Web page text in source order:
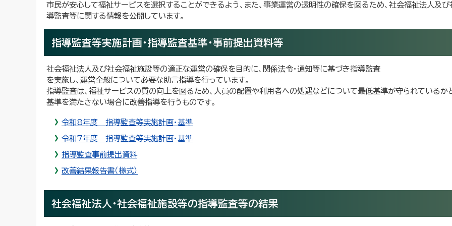
市民が安心して福祉サービスを選択することができるよう、また、事業運営の透明性の確保を図るため、社会福祉法人及
導監査等に関する情報を公開しています。
指導監査等実施計画・指導監査基準・事前提出資料等
社会福祉法人及び社会福祉施設等の適正な運営の確保を目的に、関係法令・通知等に基づき指導監査
を実施し、運営全般について必要な助言指導を行っています。
指導監査は、福祉サービスの質の向上を図るため、人員の配置や利用者への処遇などについて最低基準が守られているか
基準を満たさない場合に改善指導を行うものです。
令和8年度 指導監査等実施計画・基準
令和7年度 指導監査等実施計画・基準
指導監査事前提出資料
改善結果報告書（様式）
社会福祉法人・社会福祉施設等の指導監査等の結果